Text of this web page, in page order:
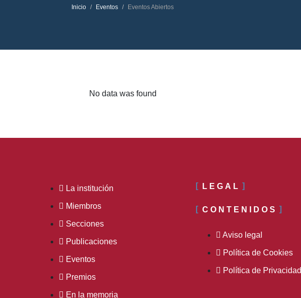
Inicio Eventos Eventos Abiertos
No data was found
La institución
Miembros
Secciones
Publicaciones
Eventos
Premios
En la memoria
LEGAL
CONTENIDOS
Aviso legal
Política de Cookies
Política de Privacidad